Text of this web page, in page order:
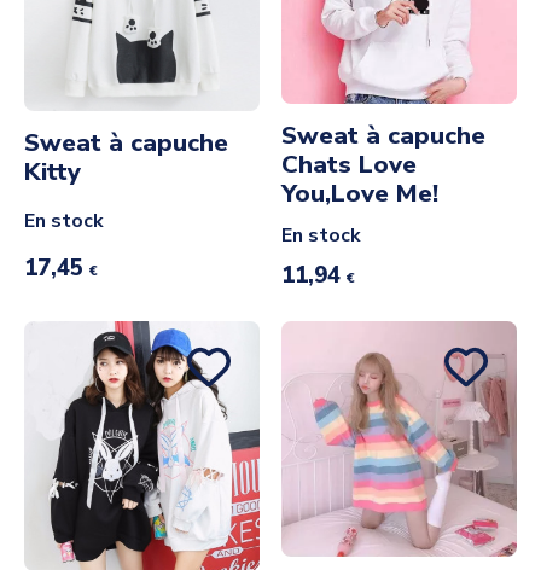
Sweat à capuche
Kitty
En stock
17,45 €
Sweat à capuche
Chats Love
You,Love Me!
En stock
11,94 €